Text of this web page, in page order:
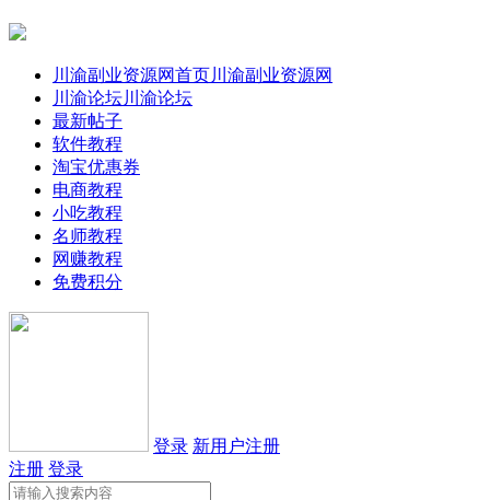
川渝副业资源网首页川渝副业资源网
川渝论坛川渝论坛
最新帖子
软件教程
淘宝优惠券
电商教程
小吃教程
名师教程
网赚教程
免费积分
登录 新用户注册
注册 登录